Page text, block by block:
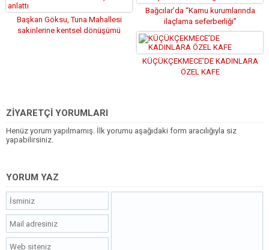
Başkan Göksu, Tuna Mahallesi
sakinlerine kentsel dönüşümü
Bağcılar’da “Kamu kurumlarında
ilaçlama seferberliği”
KÜÇÜKÇEKMECE’DE KADINLARA
ÖZEL KAFE
ZİYARETÇİ YORUMLARI
Henüz yorum yapılmamış. İlk yorumu aşağıdaki form aracılığıyla siz
yapabilirsiniz.
YORUM YAZ